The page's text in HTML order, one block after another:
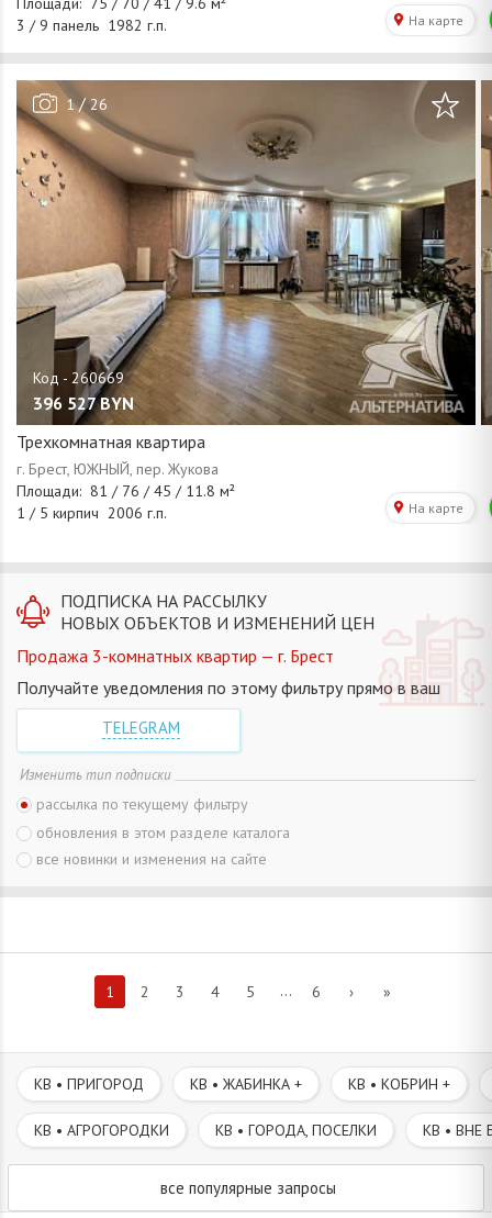
1/26
396 527 BYN
Трехкомнатная квартира
ПОДПИСКА НА РАССЫЛКУ
НОВЫХ ОБЪЕКТОВ И ИЗМЕНЕНИЙ ЦЕН
Продажа 3-комнатных квартир — г. Брест
Получайте уведомления по этому фильтру прямо в ваш
TELEGRAM
Изменить тип подписки
рассылка по текущему фильтру
обновления в этом разделе каталога
все новинки и изменения на сайте
1 2 3 4 5 ... 6 › »
КВ • ПРИГОРОД КВ • ЖАБИНКА + КВ • КОБРИН +
КВ • АГРОГОРОДКИ КВ • ГОРОДА, ПОСЕЛКИ КВ • ВНЕ
все популярные запросы